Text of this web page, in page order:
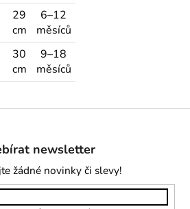
29
cm
6–12
měsíců
30
cm
9–18
měsíců
newsletter
žádné novinky či slevy!